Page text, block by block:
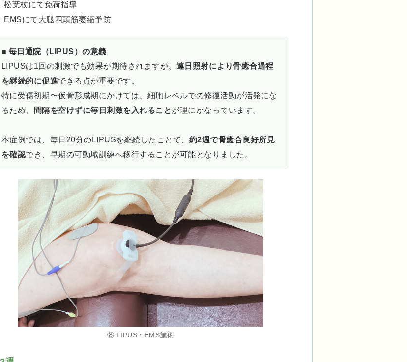
松葉杖にて免荷指導
EMSにて大腿四頭筋萎縮予防
■ 毎日通院（LIPUS）の意義
LIPUSは1回の刺激でも効果が期待されますが、 連日照射により骨癒合過程
を継続的に促進できる点が重要です。
特に受傷初期〜仮骨形成期にかけては、細胞レベルでの修復活動が活発にな
るため、
間隔を空けずに毎日刺激を入れることが理にかなっています。
本症例では、毎日20分のLIPUSを継続したことで、 約2週で骨癒合良好所見
を確認でき、早期の可動域訓練へ移行することが可能となりました。
⑧ LIPUS・EMS施術